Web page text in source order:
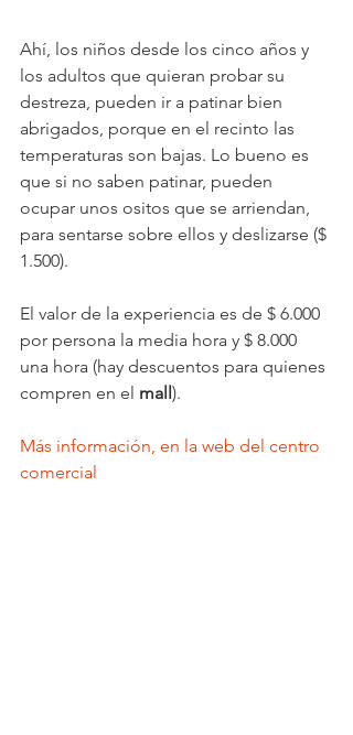
Ahí, los niños desde los cinco años y
los adultos que quieran probar su
destreza, pueden ir a patinar bien
abrigados, porque en el recinto las
temperaturas son bajas. Lo bueno es
que si no saben patinar, pueden
ocupar unos ositos que se arriendan,
para sentarse sobre ellos y deslizarse ($
1.500).
El valor de la experiencia es de $ 6.000
por persona la media hora y $ 8.000
una hora (hay descuentos para quienes
compren en el mall).
Más información, en la web del centro
comercial